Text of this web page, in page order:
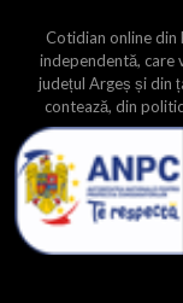
Cotidian online
independentă, care
județul Argeș și din
contează, din